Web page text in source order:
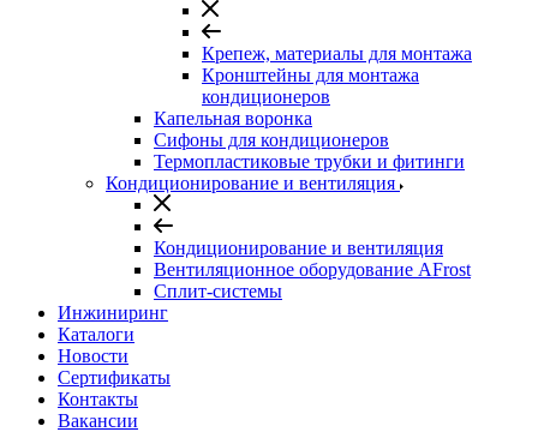
Крепеж, материалы для монтажа
Кронштейны для монтажа
кондиционеров
Капельная воронка
Сифоны для кондиционеров
Термопластиковые трубки и фитинги
Кондиционирование и вентиляция
Кондиционирование и вентиляция
Вентиляционное оборудование AFrost
Сплит-системы
Инжиниринг
Каталоги
Новости
Сертификаты
Контакты
Вакансии